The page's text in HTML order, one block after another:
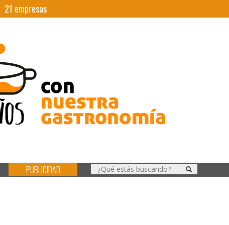
21 empresas
PUBLICIDAD